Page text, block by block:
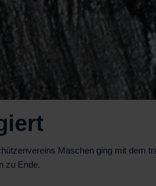
Maschen ging mit dem
zu Ende.